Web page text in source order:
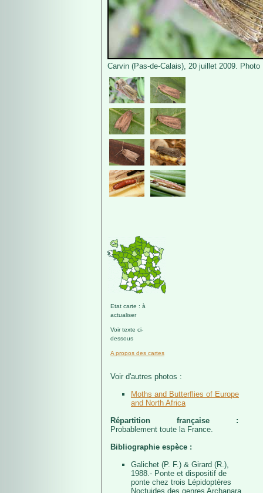
Carvin (Pas-de-Calais), 20 juillet 2009.
Etat carte : à
actualiser
Voir texte ci-
dessous
A propos des cartes
Voir d'autres photos :
Moths and Butterflies of Europe
and North Africa
Répartition française :
Probablement toute la France.
Bibliographie espèce :
Galichet (P. F.) & Girard (R.),
1988.- Ponte et dispositif de
ponte chez trois Lépidoptères
Noctuides des genres Archanara